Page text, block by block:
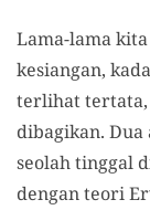
Lama-lama
kesiangan,
terlihat tertata,
dibagikan.
seolah tinggal
dengan teori